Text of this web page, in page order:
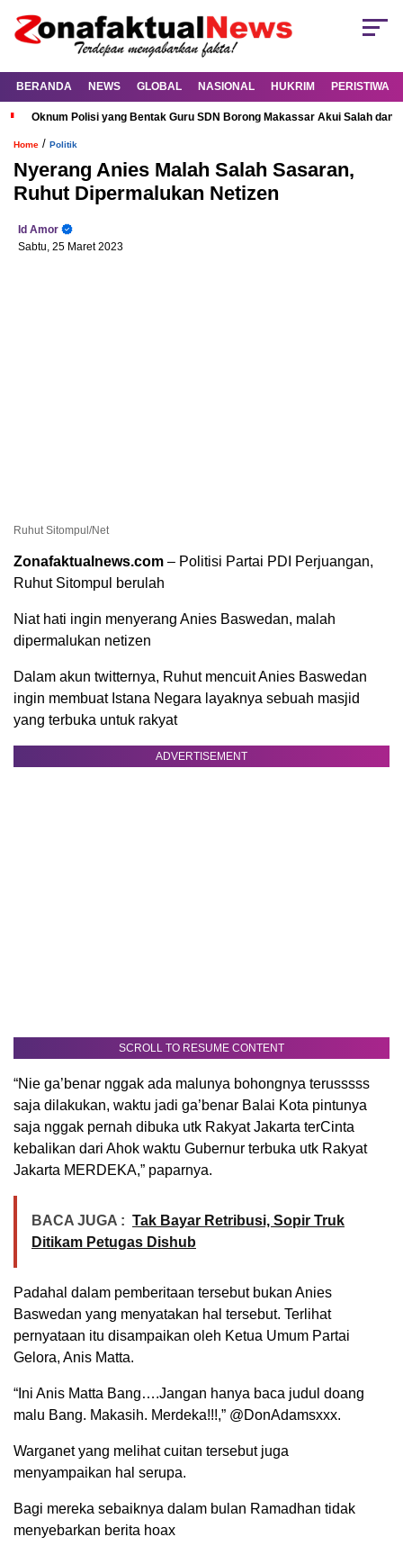
BERANDA NEWS GLOBAL NASIONAL HUKRIM PERISTIWA
Oknum Polisi yang Bentak Guru SDN Borong Makassar Akui Salah dan
Home / Politik
Nyerang Anies Malah Salah Sasaran,
Ruhut Dipermalukan Netizen
Id Amor
Sabtu, 25 Maret 2023
Ruhut Sitompul/Net
Zonafaktualnews.com – Politisi Partai PDI Perjuangan,
Ruhut Sitompul berulah
Niat hati ingin menyerang Anies Baswedan, malah
dipermalukan netizen
Dalam akun twitternya, Ruhut mencuit Anies Baswedan
ingin membuat Istana Negara layaknya sebuah masjid
yang terbuka untuk rakyat
ADVERTISEMENT
SCROLL TO RESUME CONTENT
“Nie ga’benar nggak ada malunya bohongnya terusssss
saja dilakukan, waktu jadi ga’benar Balai Kota pintunya
saja nggak pernah dibuka utk Rakyat Jakarta terCinta
kebalikan dari Ahok waktu Gubernur terbuka utk Rakyat
Jakarta MERDEKA,” paparnya.
BACA JUGA : Tak Bayar Retribusi, Sopir Truk
Ditikam Petugas Dishub
Padahal dalam pemberitaan tersebut bukan Anies
Baswedan yang menyatakan hal tersebut. Terlihat
pernyataan itu disampaikan oleh Ketua Umum Partai
Gelora, Anis Matta.
“Ini Anis Matta Bang….Jangan hanya baca judul doang
malu Bang. Makasih. Merdeka!!!,” @DonAdamsxxx.
Warganet yang melihat cuitan tersebut juga
menyampaikan hal serupa.
Bagi mereka sebaiknya dalam bulan Ramadhan tidak
menyebarkan berita hoax